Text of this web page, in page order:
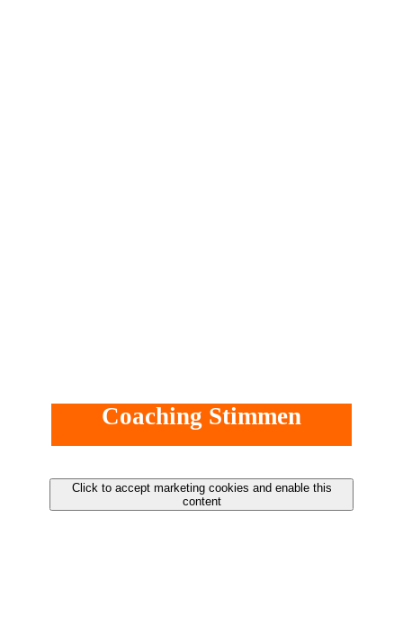
Coaching Stimmen
Click to accept marketing cookies and enable this
content